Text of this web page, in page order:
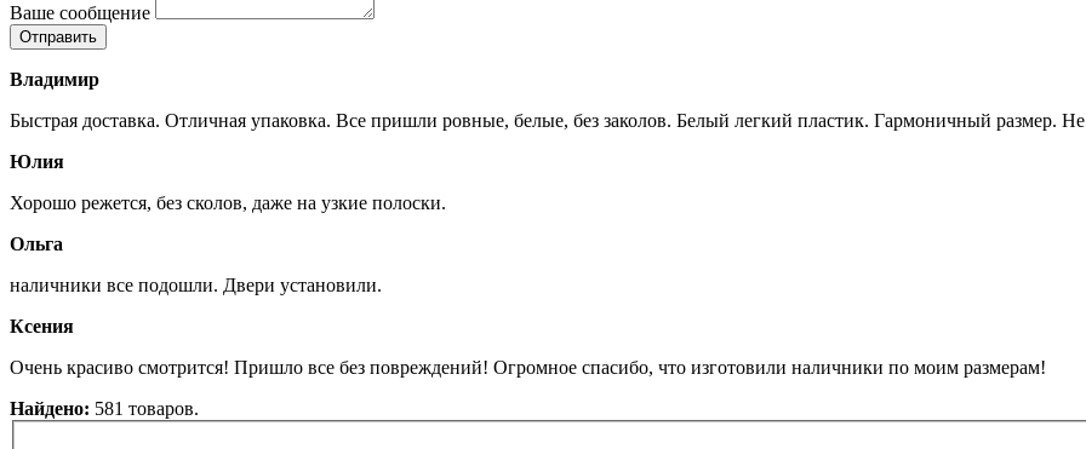
Ваше сообщение
Владимир
Быстрая доставка. Отличная упаковка. Все пришли ровные, белые, без заколов. Белый легкий пластик. Гармоничный размер.
Юлия
Хорошо режется, без сколов, даже на узкие полоски.
Ольга
наличники все подошли. Двери установили.
Ксения
Очень красиво смотрится! Пришло все без повреждений! Огромное спасибо, что изготовили наличники по моим размерам!
Найдено: 581 товаров.